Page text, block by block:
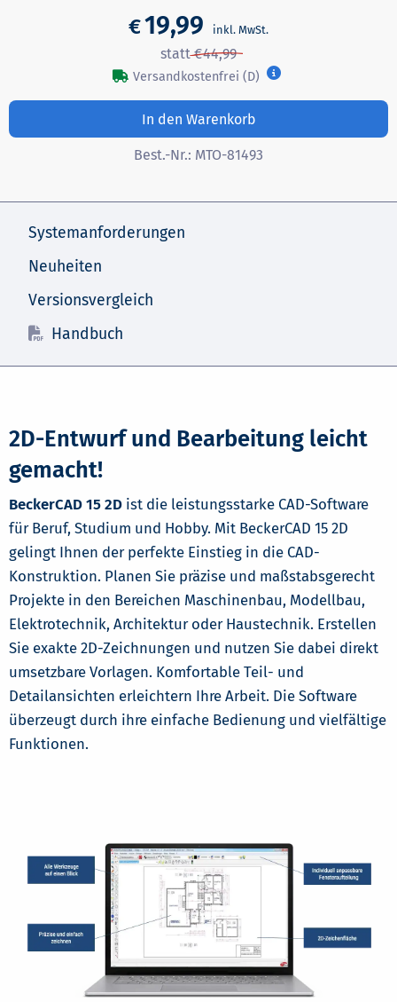
€19,99
44,99
Versandkostenfrei (D)
In den Warenkorb
Best.-Nr.: MTO-81493
Systemanforderungen
Neuheiten
Versionsvergleich
Handbuch
2D-Entwurf und Bearbeitung leicht
gemacht!
BeckerCAD 15 2D ist die leistungsstarke CAD-Software
für Beruf, Studium und Hobby. Mit BeckerCAD 15 2D
gelingt Ihnen der perfekte Einstieg in die CAD-
Konstruktion. Planen Sie präzise und maßstabsgerecht
Projekte in den Bereichen Maschinenbau, Modellbau,
Elektrotechnik, Architektur oder Haustechnik. Erstellen
Sie exakte 2D-Zeichnungen und nutzen Sie dabei direkt
umsetzbare Vorlagen. Komfortable Teil- und
Detailansichten erleichtern Ihre Arbeit. Die Software
überzeugt durch ihre einfache Bedienung und vielfältige
Funktionen.